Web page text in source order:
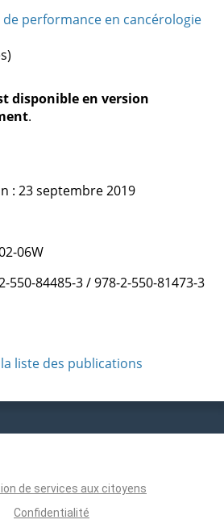
performance en cancérologie
disponible en version
.
: 23 septembre 2019
06W
550-84485-3 / 978-2-550-81473-3
liste des publications
de services aux citoyens
Confidentialité